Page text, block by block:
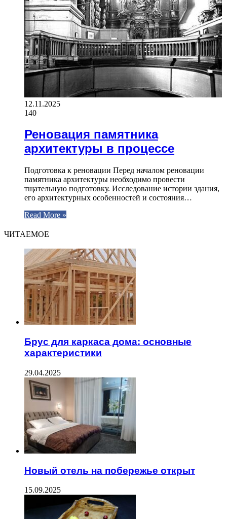
12.11.2025
140
Реновация памятника
архитектуры в процессе
Подготовка к реновации Перед началом реновации
памятника архитектуры необходимо провести
тщательную подготовку. Исследование истории здания,
его архитектурных особенностей и состояния…
Read More »
ЧИТАЕМОЕ
Брус для каркаса дома: основные
характеристики
29.04.2025
Новый отель на побережье открыт
15.09.2025